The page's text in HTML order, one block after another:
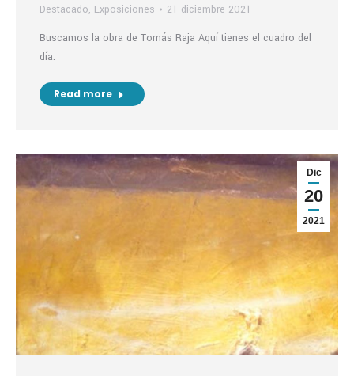
Destacado, Exposiciones
21 diciembre 2021
Buscamos la obra de Tomás Raja Aquí tienes el cuadro del
día.
Read more
Dic
20
2021